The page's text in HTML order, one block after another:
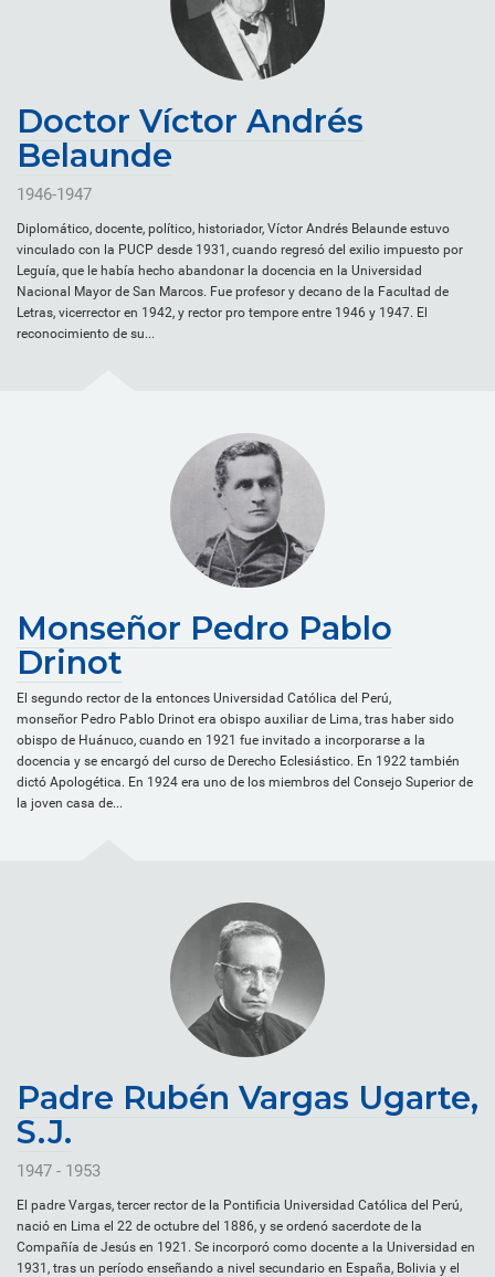
Doctor Víctor Andrés
Belaunde
1946-1947
Diplomático, docente, político, historiador, Víctor Andrés Belaunde estuvo
vinculado con la PUCP desde 1931, cuando regresó del exilio impuesto por
Leguía, que le había hecho abandonar la docencia en la Universidad
Nacional Mayor de San Marcos. Fue profesor y decano de la Facultad de
Letras, vicerrector en 1942, y rector pro tempore entre 1946 y 1947. El
reconocimiento de su...
Monseñor Pedro Pablo
Drinot
El segundo rector de la entonces Universidad Católica del Perú,
monseñor Pedro Pablo Drinot era obispo auxiliar de Lima, tras haber sido
obispo de Huánuco, cuando en 1921 fue invitado a incorporarse a la
docencia y se encargó del curso de Derecho Eclesiástico. En 1922 también
dictó Apologética. En 1924 era uno de los miembros del Consejo Superior de
la joven casa de...
Padre Rubén Vargas Ugarte,
S.J.
1947 - 1953
El padre Vargas, tercer rector de la Pontificia Universidad Católica del Perú,
nació en Lima el 22 de octubre del 1886, y se ordenó sacerdote de la
Compañía de Jesús en 1921. Se incorporó como docente a la Universidad en
1931, tras un período enseñando a nivel secundario en España, Bolivia y el